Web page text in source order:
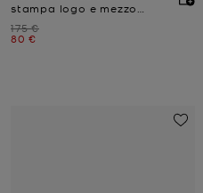
stampa logo e mezzo
Prezzo iniziale
175 €
Prezzo attuale
80 €